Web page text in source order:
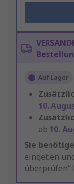
Auf Lager
10.
ab 10.
Sie
eingeben
überprüfen“